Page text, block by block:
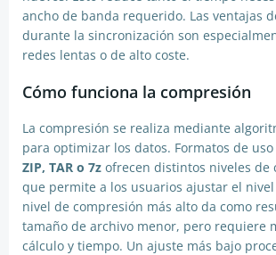
ancho de banda requerido. Las ventajas
durante la sincronización son
redes lentas o de alto coste.
Cómo funciona la compresión
La compresión se realiza mediante
para optimizar los datos. Formatos de
ZIP, TAR o 7z ofrecen distintos niveles de
que permite a los usuarios ajustar el nivel
nivel de compresión más alto da como
tamaño de archivo menor, pero requiere
cálculo y tiempo. Un ajuste más bajo